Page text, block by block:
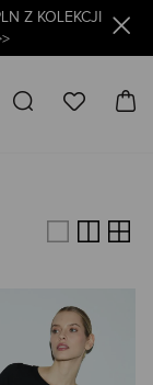
Z KOLEKCJI